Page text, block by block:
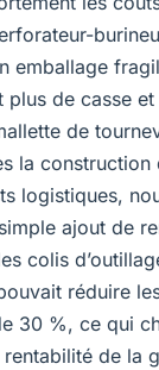
emballage
plus de casse
de
la construction
logistiques,
ajout de
colis
réduire
30 %, ce qui
de la